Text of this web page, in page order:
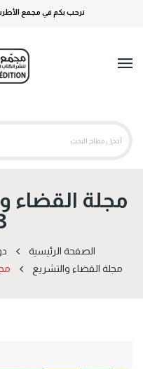
نرحب بكم في مجمع
مجلة القضاء
الصفحة الرئيسية
مجلة القضاء والتشريع